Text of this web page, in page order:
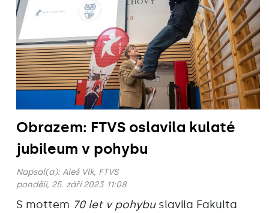
Obrazem: FTVS oslavila kulaté
jubileum v pohybu
Napsal(a): Aleš Vlk, FTVS
pondělí, 25. září 2023 11:08
S mottem 70 let v pohybuslavila Fakulta